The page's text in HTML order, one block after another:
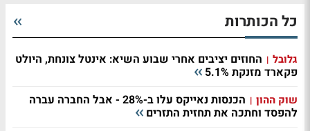
כל הכותרות
גלובל | החוזים יציבים אחרי שבוע השיא: אינטל צונחת, היולט
פקארד מזנקת 5.1%
שוק ההון | הכנסות נאייקס עלו ב-28% - אבל החברה עברה
להפסד וחתכה את תחזית התזרים